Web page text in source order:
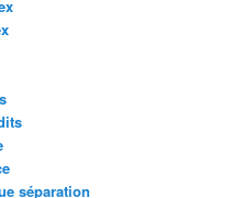
séparation